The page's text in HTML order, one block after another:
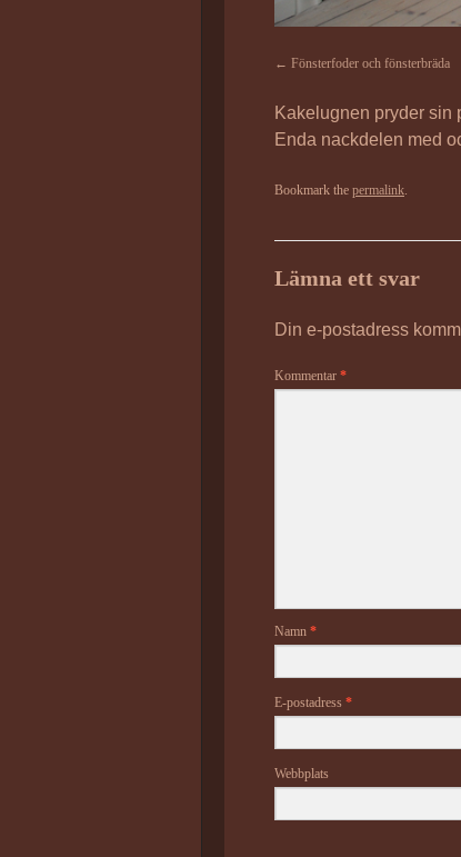
Fönsterfoder och fönsterbräda
Kakelugnen pryder sin
Enda nackdelen med
Bookmark the permalink.
Lämna ett svar
Din e-postadress
Kommentar *
Namn *
E-postadress *
Webbplats